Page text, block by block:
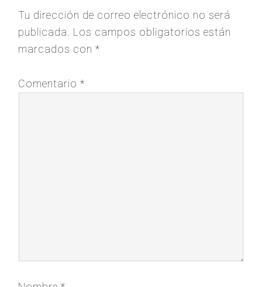
Tu dirección de correo electrónico no será
publicada.
Los campos obligatorios están
marcados con*
Comentario*